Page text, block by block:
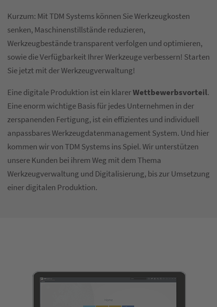
Kurzum: Mit TDM Systems können Sie Werkzeugkosten
senken, Maschinenstillstände reduzieren,
Werkzeugbestände transparent verfolgen und optimieren,
sowie die Verfügbarkeit Ihrer Werkzeuge verbessern! Starten
Sie jetzt mit der Werkzeugverwaltung!
Eine digitale Produktion ist ein klarerWettbewerbsvorteil.
Eine enorm wichtige Basis für jedes Unternehmen in der
zerspanenden Fertigung, ist ein effizientes und individuell
anpassbares Werkzeugdatenmanagement System. Und hier
kommen wir von TDM Systems ins Spiel. Wir unterstützen
unsere Kunden bei ihrem Weg mit dem Thema
Werkzeugverwaltung und Digitalisierung, bis zur Umsetzung
einer digitalen Produktion.